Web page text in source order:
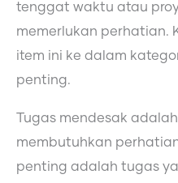
tenggat waktu atau
memerlukan perhatian.
item ini ke dalam
penting.
Tugas mendesak
membutuhkan
penting adalah tugas